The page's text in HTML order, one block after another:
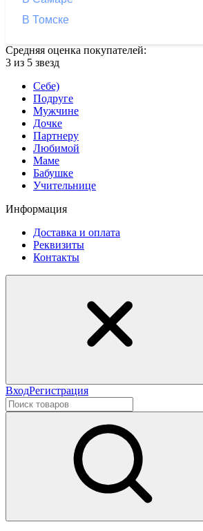
В Томске
Средняя оценка покупателей:
3 из 5 звезд
Себе)
Подруге
Мужчине
Дочке
Партнеру
Любимой
Маме
Бабушке
Учительнице
Информация
Доставка и оплата
Реквизиты
Контакты
ВходРегистрация